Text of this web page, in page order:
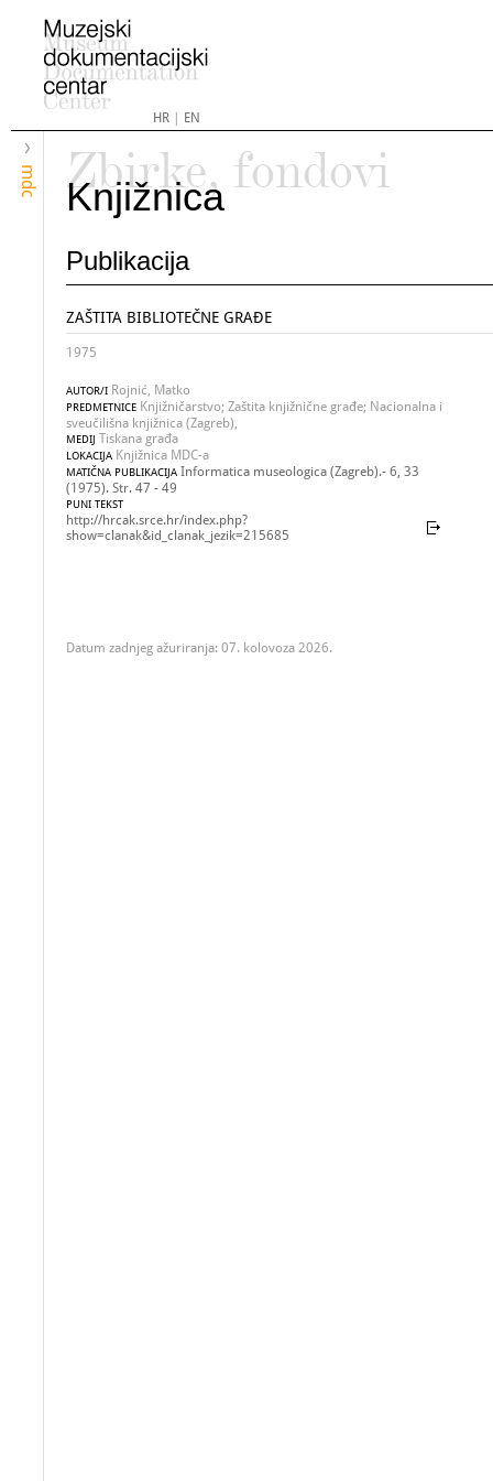
HR| EN
mdc
Zbirke, fondovi
Knjižnica
Publikacija
ZAŠTITA BIBLIOTEČNE GRAĐE
1975
AUTOR/I Rojnić, Matko
PREDMETNICE Knjižničarstvo; Zaštita knjižnične građe; Nacionalna i
sveučilišna knjižnica (Zagreb),
MEDIJ Tiskana građa
LOKACIJA Knjižnica MDC-a
MATIČNA PUBLIKACIJA Informatica museologica (Zagreb).- 6, 33
(1975). Str. 47 - 49
PUNI TEKST
http://hrcak.srce.hr/index.php?
show=clanak&id_clanak_jezik=215685
Datum zadnjeg ažuriranja: 07. kolovoza 2026.